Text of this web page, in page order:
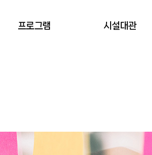
프로그램 시설대관